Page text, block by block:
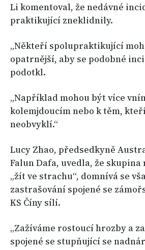
Li komentoval, že nedávné
praktikující zneklidnily.
„Někteří spolup­raktikující
opatrnější, aby se podobné
podotkl.
„Například mohou být více
kolemjdoucím nebo k těm,
neobvyklí.“
Lucy Zhao, předsedkyně
Falun Dafa, uvedla, že skupina
„žít ve strachu“, domnívá se
zastrašování spojené se
KS Číny sílí.
„Zažíváme rostoucí hrozby a
spojené se stupňující se